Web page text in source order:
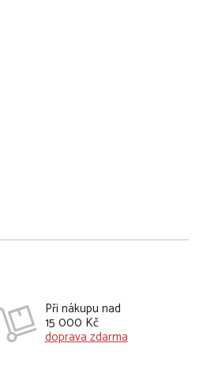
Při nákupu nad
15 000 Kč
doprava zdarma